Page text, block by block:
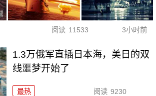
阅读 11533 3小时前
1.3万俄军直插日本海，美日的双
线噩梦开始了
最热 阅读 9230